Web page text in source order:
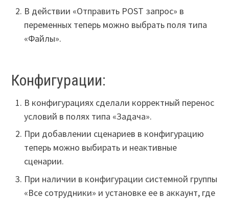
В действии «Отправить POST запрос» в
переменных теперь можно выбрать поля типа
«Файлы».
Конфигурации:
В конфигурациях сделали корректный перенос
условий в полях типа «Задача».
При добавлении сценариев в конфигурацию
теперь можно выбирать и неактивные
сценарии.
При наличии в конфигурации системной группы
«Все сотрудники» и установке ее в аккаунт, где